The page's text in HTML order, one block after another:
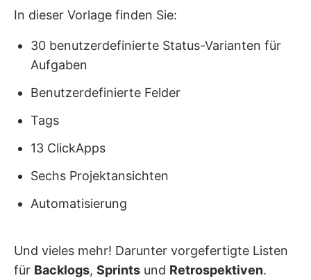
In dieser Vorlage finden Sie:
30 benutzerdefinierte Status-Varianten für
Aufgaben
Benutzerdefinierte Felder
Tags
13 ClickApps
Sechs Projektansichten
Automatisierung
Und vieles mehr! Darunter vorgefertigte Listen
für Backlogs, Sprints und Retrospektiven.